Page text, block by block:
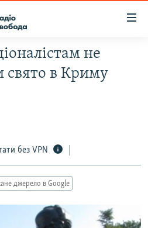
не
свято в Криму
без VPN
джерело в Google